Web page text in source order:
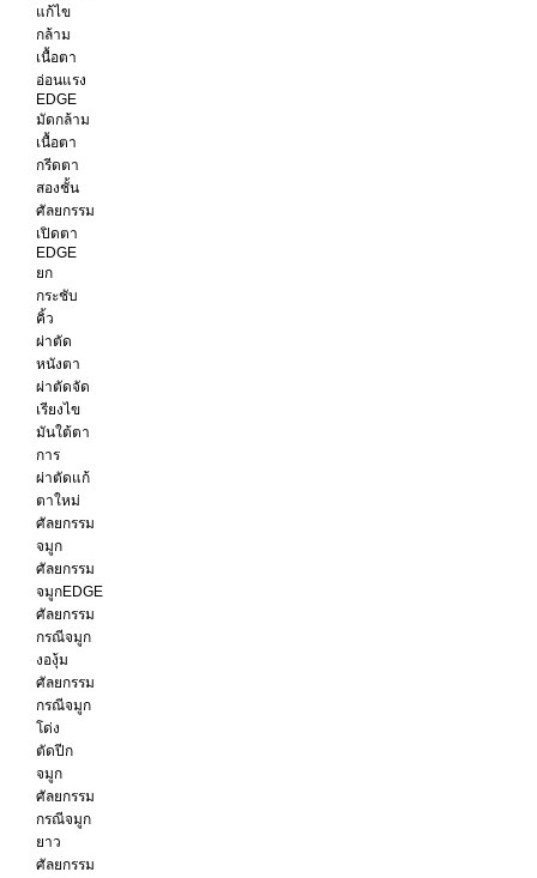
แก้ไข
กล้าม
เนื้อตา
อ่อนแรง
EDGE
มัดกล้าม
เนื้อตา
กรีดตา
สองชั้น
ศัลยกรรม
เปิดตา
EDGE
ยก
กระชับ
คิ้ว
ผ่าตัด
หนังตา
ผ่าตัดจัด
เรียงไข
มันใต้ตา
การ
ผ่าตัดแก้
ตาใหม่
ศัลยกรรม
จมูก
ศัลยกรรม
จมูกEDGE
ศัลยกรรม
กรณีจมูก
งองุ้ม
ศัลยกรรม
กรณีจมูก
โด่ง
ตัดปีก
จมูก
ศัลยกรรม
กรณีจมูก
ยาว
ศัลยกรรม